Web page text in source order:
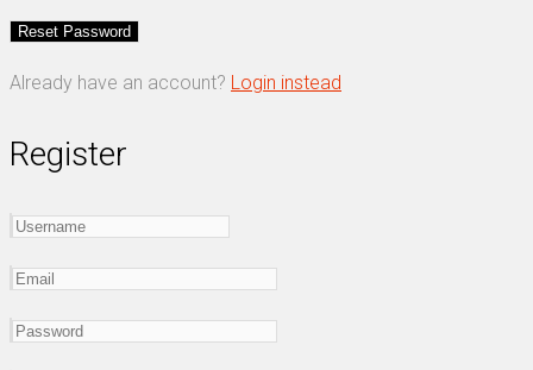
Already have an account? Login instead
Register